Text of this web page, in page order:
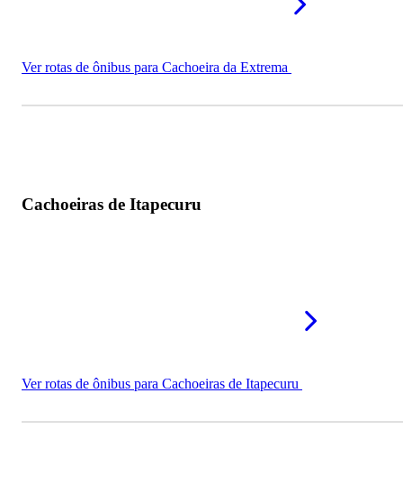
Ver rotas de ônibus para Cachoeira da Extrema
Cachoeiras de Itapecuru
Ver rotas de ônibus para Cachoeiras de Itapecuru